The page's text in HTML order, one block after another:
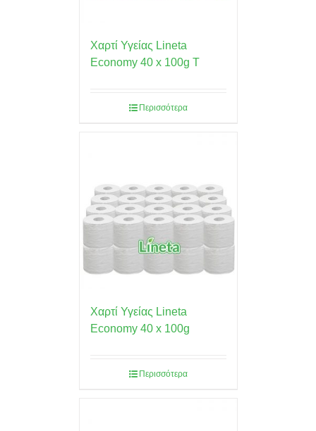
Χαρτί Υγείας Lineta
Economy 40 x 100g Τ
Περισσότερα
Χαρτί Υγείας Lineta
Economy 40 x 100g
Περισσότερα